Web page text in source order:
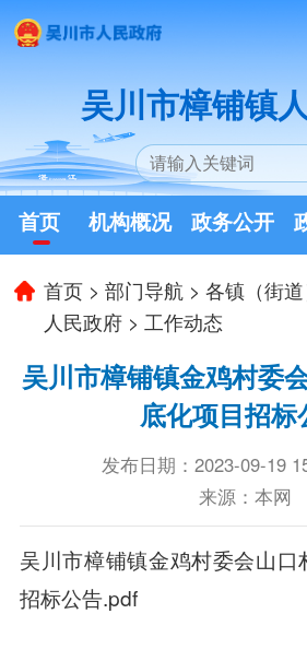
吴川市樟铺镇
首页 机构概况 政务公开
首页 >部门导航 >各镇（街道
人民政府 > 工作动态
吴川市樟铺镇金鸡村委
底化项目招标
发布日期：2023-09-19
来源：本网
吴川市樟铺镇金鸡村委会山口
招标公告.pdf